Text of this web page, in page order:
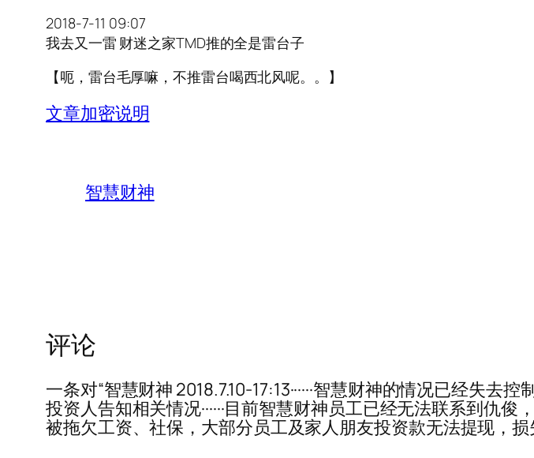
2018-7-11 09:07
我去又一雷 财迷之家TMD推的全是雷台子
【呃，雷台毛厚嘛，不推雷台喝西北风呢。。】
文章加密说明
智慧财神
评论
一条对“智慧财神 2018.7.10-17:13······智慧财神的情况已经失
投资人告知相关情况······目前智慧财神员工已经无法联系到仇
被拖欠工资、社保，大部分员工及家人朋友投资款无法提现，损